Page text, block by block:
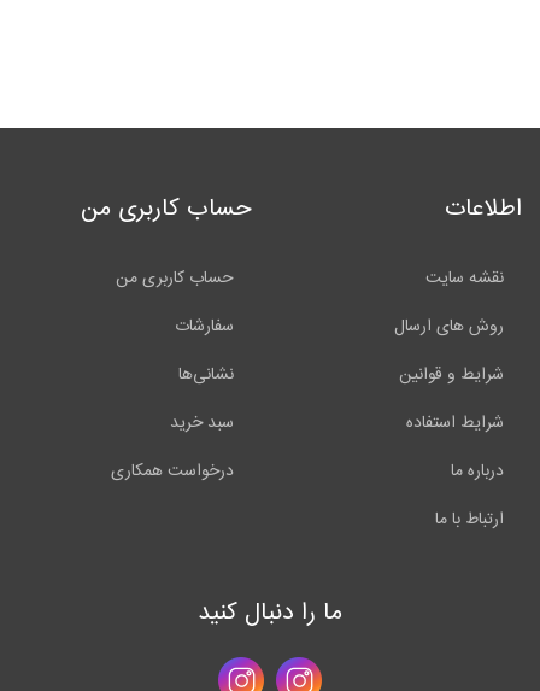
اطلاعات
نقشه سایت
روش های ارسال
شرایط و قوانین
شرایط استفاده
درباره ما
ارتباط با ما
حساب کاربری من
حساب کاربری من
سفارشات
نشانی‌ها
سبد خرید
درخواست همکاری
ما را دنبال کنید